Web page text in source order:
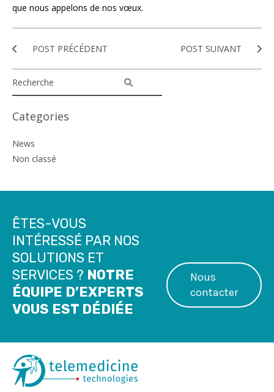
que nous appelons de nos vœux.
POST PRÉCÉDENT POST SUIVANT
Categories
News
Non classé
ÊTES-VOUS
INTÉRESSÉ PAR NOS
SOLUTIONS ET
SERVICES ? NOTRE
ÉQUIPE D’EXPERTS
VOUS EST DÉDIÉE
Nous
contacter